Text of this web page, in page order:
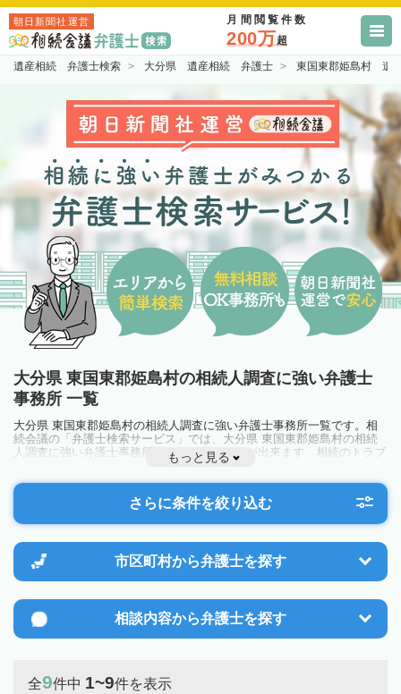
朝日新聞社運営 月間閲覧件数
200万超
遺産相続 弁護士検索 大分県 遺産相続 弁護士 東国東郡姫島村 遺
大分県 東国東郡姫島村の相続人調査に強い弁護士
事務所 一覧
大分県 東国東郡姫島村の相続人調査に強い弁護士事務所一覧です。相
続会議の「弁護士検索サービス」では、大分県 東国東郡姫島村の相続
人調査に強い弁護士事務所を一覧で見ることが出来ます。相続のトラブ
ルやお悩みを抱えている方は一度近隣の弁護士に相談してみましょう。
もっと見る
さらに条件を絞り込む
市区町村から弁護士を探す
相談内容から弁護士を探す
全9件中 1~9件を表示